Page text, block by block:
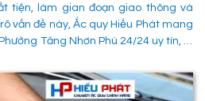
tiện, làm gian đoạn giao thông và
vấn đề này, Ắc quy Hiếu Phát mang
Tăng Nhơn Phú 24/24 uy tín, là
tiện và tiết kiệm thời gian cho người